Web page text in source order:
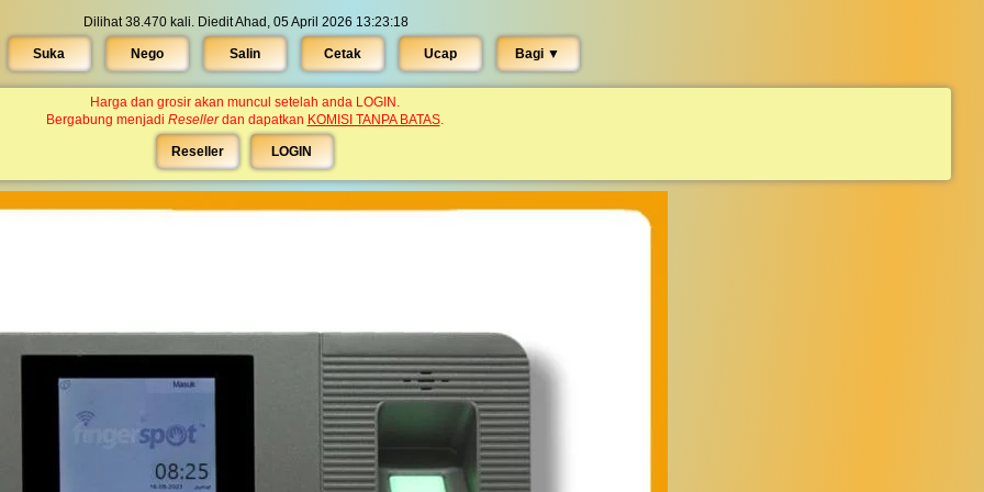
Dilihat 38.470 kali. Diedit Ahad, 05 April 2026 13:23:18
Suka Nego Salin Cetak Ucap Bagi ▼︎
Harga dan grosir akan muncul setelah anda LOGIN.
Bergabung menjadi Resellerdan dapatkan KOMISI TANPA BATAS.
Reseller LOGIN